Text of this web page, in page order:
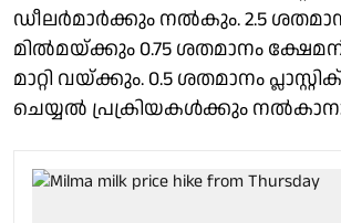
ഡീലർമാർക്കും നൽകും. 2.5
മിൽമയ്ക്കും 0.75 ശതമാനം
മാറ്റി വയ്ക്കും. 0.5 ശതമാനം
ചെയ്യൽ പ്രക്രിയകൾക്കും